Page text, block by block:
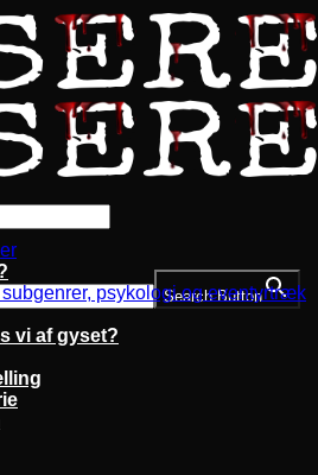
Search Button
psykologi og eventyrtræk
vi af gyset?